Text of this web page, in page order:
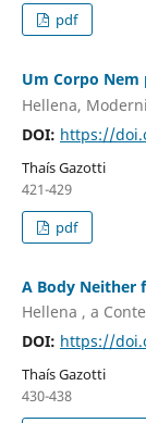
pdf
Um Corpo
Hellena,
DOI: https://
Thaís Gazotti
421-429
pdf
A Body Neither
Hellena , a
DOI: https://
Thaís Gazotti
430-438